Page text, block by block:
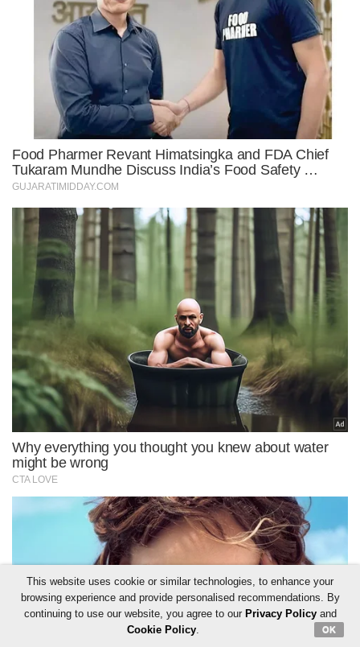
This website uses cookie or similar technologies, to enhance your
browsing experience and provide personalised recommendations. By
continuing to use our website, you agree to our Privacy Policyand
Cookie Policy. OK